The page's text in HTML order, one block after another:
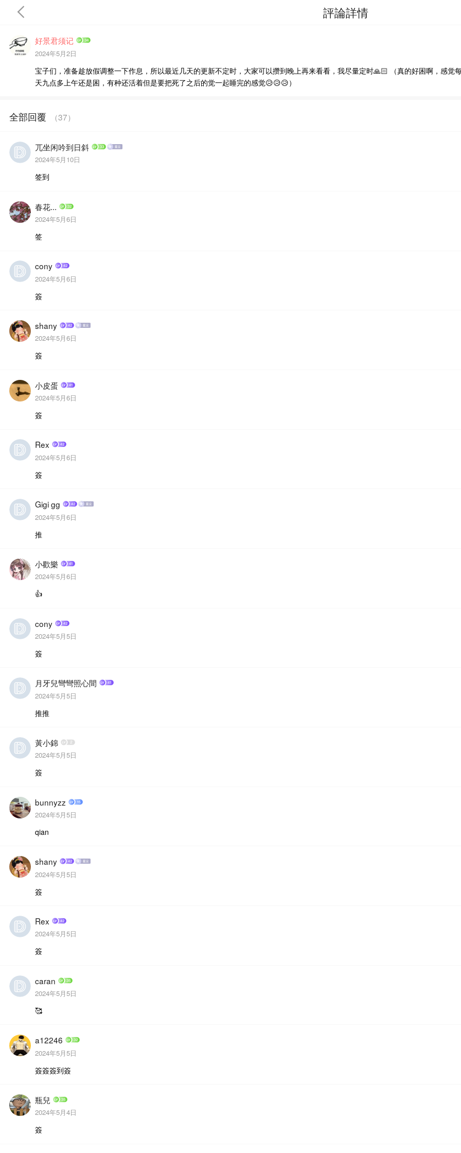
評論詳情
好景君须记
2024年5月2日
宝子们，准备趁放假调整一下作息，所以最近几天的更新不定时，大家可以攒到晚上再来看看，我尽量定时🙏🏻 （真的好困啊，感
天九点多上午还是困，有种还活着但是要把死了之后的觉一起睡完的感觉😥😥😥）
全部回覆 （37）
兀坐闲吟到日斜
2024年5月10日
签到
春花...
2024年5月6日
签
cony
2024年5月6日
簽
shany
2024年5月6日
簽
小皮蛋
2024年5月6日
簽
Rex
2024年5月6日
簽
Gigi gg
2024年5月6日
推
小歡樂
2024年5月6日
👍
cony
2024年5月5日
簽
月牙兒彎彎照心間
2024年5月5日
推推
黃小錦
2024年5月5日
簽
bunnyzz
2024年5月5日
qian
shany
2024年5月5日
簽
Rex
2024年5月5日
簽
caran
2024年5月5日
🥰
a12246
2024年5月5日
簽簽簽到簽
瓶兒
2024年5月4日
簽
首頁 分類